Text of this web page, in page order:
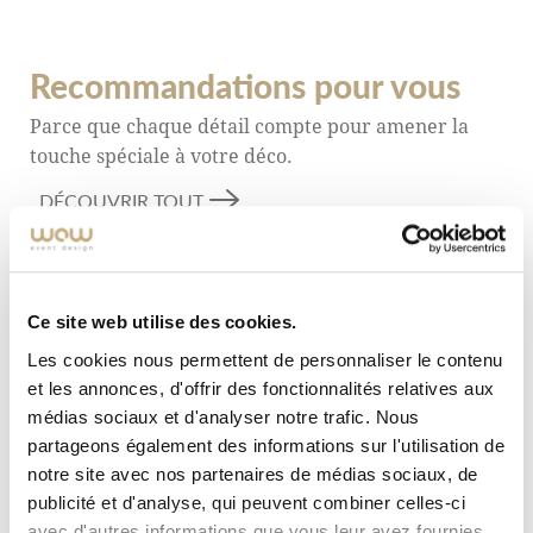
Ce site web utilise des cookies.
Les cookies nous permettent de personnaliser le contenu
et les annonces, d'offrir des fonctionnalités relatives aux
médias sociaux et d'analyser notre trafic. Nous
partageons également des informations sur l'utilisation de
notre site avec nos partenaires de médias sociaux, de
publicité et d'analyse, qui peuvent combiner celles-ci
Recommandations pour vous
Parce que chaque détail compte pour amener la
touche spéciale à votre déco.
DÉCOUVRIR TOUT